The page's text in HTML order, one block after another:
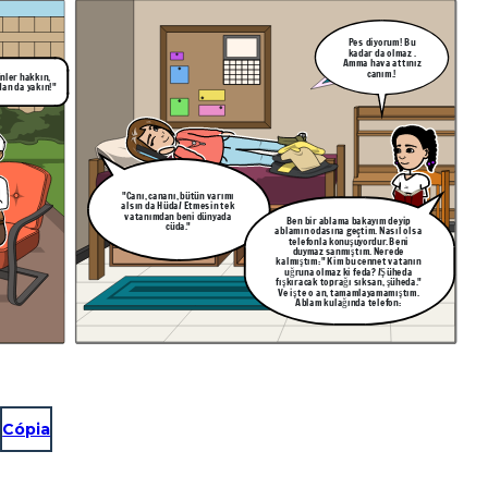
"Canı, cananı, bütün varımı
alsın da Hüda/ Etmesin tek
vatanımdan beni dünyada
cüda." Ben bir ablama bakayım deyip
ablamın odasına geçtim. Nasıl olsa
telefonla konuşuyordur. Beni
duymaz sanmıştım. Nerede
kalmıştım:" Kim bu cennet vatanın
uğruna olmaz ki feda? /Şüheda
fışkıracak toprağı sıksan, şüheda."
Ve işte o an, tamamlayamamıştım.
Ablam kulağında telefon:
Pes diyorum! Bu
kadar da olmaz .
Amma hava attınız
canım.!
hakkın,
da yakın!"
Cópia